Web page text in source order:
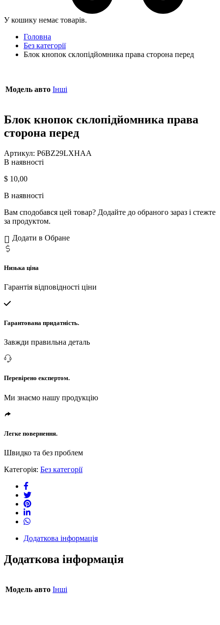
У кошику немає товарів.
Головна
Без категорії
Блок кнопок склопідйомника права сторона перед
Модель авто Інші
Блок кнопок склопідйомника права
сторона перед
Артикул: P6BZ29LXHAA
В наявності
$ 10,00
В наявності
Вам сподобався цей товар? Додайте до обраного зараз і стежте
за продуктом.
Додати в Обране
Низька ціна
Гарантія відповідності ціни
Гарантована придатність.
Завжди правильна деталь
Перевірено експертом.
Ми знаємо нашу продукцію
Легке повернення.
Швидко та без проблем
Категорія: Без категорії
Додаткова інформація
Додаткова інформація
Модель авто Інші